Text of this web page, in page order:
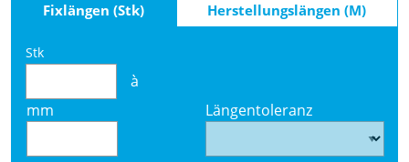
Fixlängen (Stk) Herstellungslängen (M)
Stk
à
mm
Längentoleranz